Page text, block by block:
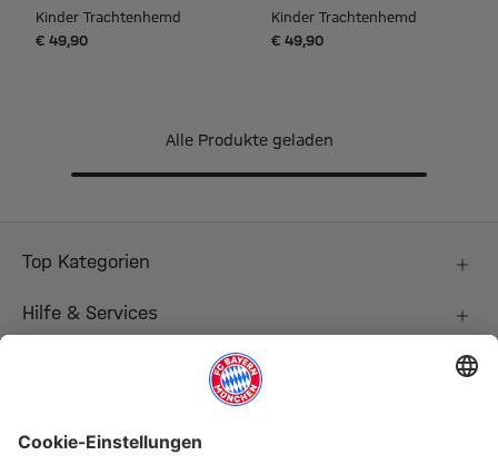
Kinder Trachtenhemd
€ 49,90
Kinder Trachtenhemd
€ 49,90
Alle Produkte geladen
Top Kategorien
Hilfe & Services